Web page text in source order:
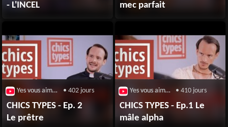
- L'INCEL
mec parfait
Yes vous aime / Broute • 402 jours
CHICS TYPES - Ep. 2
Le prêtre
Yes vous aime / Broute • 410 jours
CHICS TYPES - Ep.1 Le
mâle alpha